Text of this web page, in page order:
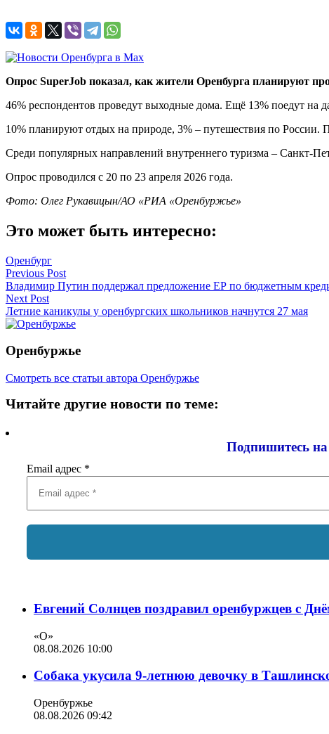
Опрос SuperJob показал, как жители Оренбурга планируют
46% респондентов проведут выходные дома. Ещё 13% поедут на
10% планируют отдых на природе, 3% – путешествия по России.
Среди популярных направлений внутреннего туризма – Санкт-
Опрос проводился с 20 по 23 апреля 2026 года.
Фото: Олег Рукавицын/АО «РИА «Оренбуржье»
Это может быть интересно:
Оренбург
Навигация
по
записям
Previous Post
Владимир Путин поддержал предложение ЕР по бюджетным
Next Post
Летние каникулы у оренбургских школьников начнутся 27 мая
Оренбуржье
Смотреть все статьи автора Оренбуржье
Читайте другие новости по теме:
Подпишитесь
Email адрес *
Евгений Солнцев поздравил оренбуржцев с
«О»
08.08.2026 10:00
Собака укусила 9-летнюю девочку в
Оренбуржье
08.08.2026 09:42